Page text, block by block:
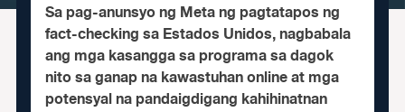
Sa pag-anunsyo ng Meta ng pagtatapos ng
fact-checking sa Estados Unidos, nagbabala
ang mga kasangga sa programa sa dagok
nito sa ganap na kawastuhan online at mga
potensyal na pandaigdigang kahihinatnan